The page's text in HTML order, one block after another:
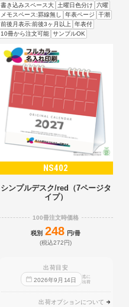
書き込みスペース大 土曜日色分け
六曜
メモスペース:罫線無し
年表ページ
干潮
前後月表示:前後3ヶ月以上
年表付
10冊から注文可能 サンプルOK
NS402
シンプルデスク/red（7ページタ
イプ）
100冊注文時価格
税別 248 円/冊
(税込272円)
出荷目安
2026年9 月 14日
迄に
出荷
出荷オプションについて